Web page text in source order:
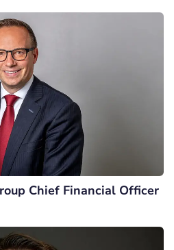
Chief Financial Officer